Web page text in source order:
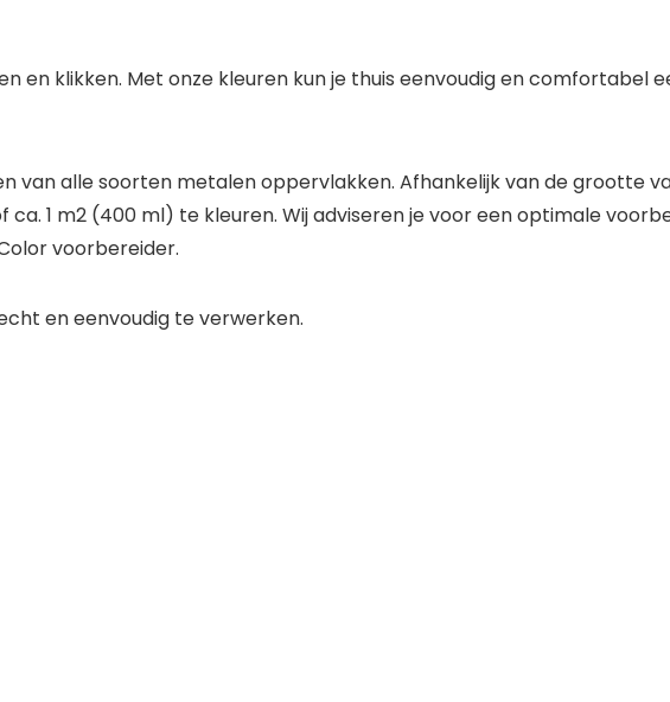
en klikken. Met onze kleuren kun je thuis eenvoudig en comfortabel
van alle soorten metalen oppervlakken. Afhankelijk van de grootte
1 m2 (400 ml) te kleuren. Wij adviseren je voor een optimale
voorbereider.
en eenvoudig te verwerken.